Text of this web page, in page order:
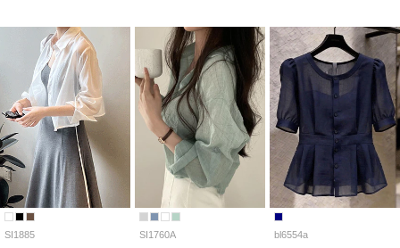
SI1885 SI1760A bl6554a